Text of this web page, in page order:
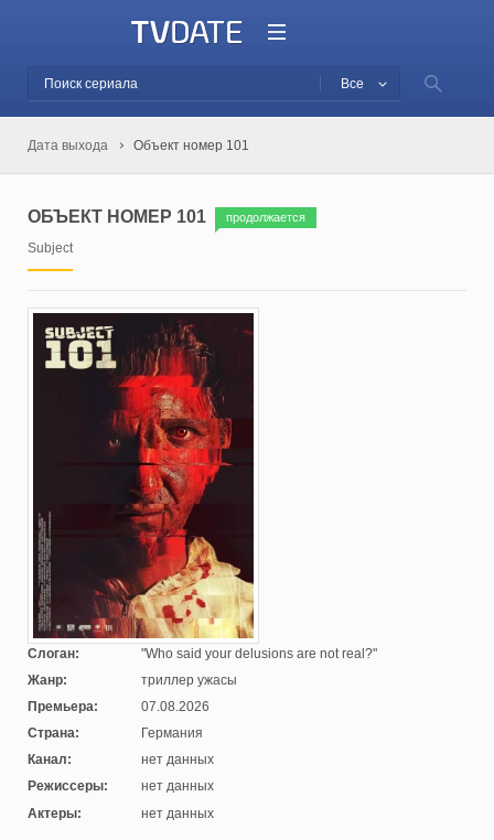
Все
Дата выхода Объект номер 101
ОБЪЕКТ НОМЕР 101 продолжается
Subject
Слоган:
Who said your delusions are not real?
Жанр:
триллер ужасы
Премьера:
07.08.2026
Страна:
Германия
Канал:
нет данных
Режиссеры:
нет данных
Актеры:
нет данных